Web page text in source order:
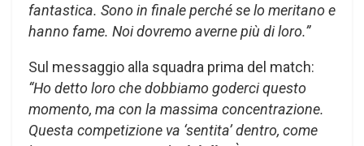
fantastica. Sono in finale perché se lo meritano e
hanno fame. Noi dovremo averne più di loro.”
Sul messaggio alla squadra prima del match:
“Ho detto loro che dobbiamo goderci questo
momento, ma con la massima concentrazione.
Questa competizione va ‘sentita’ dentro, come